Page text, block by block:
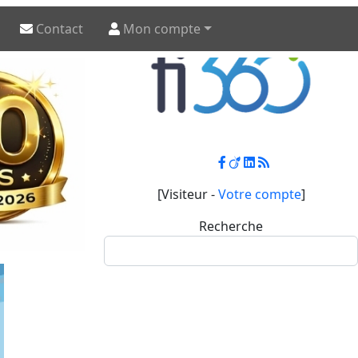
Contact Mon compte
[Visiteur -Votre compte]
Recherche